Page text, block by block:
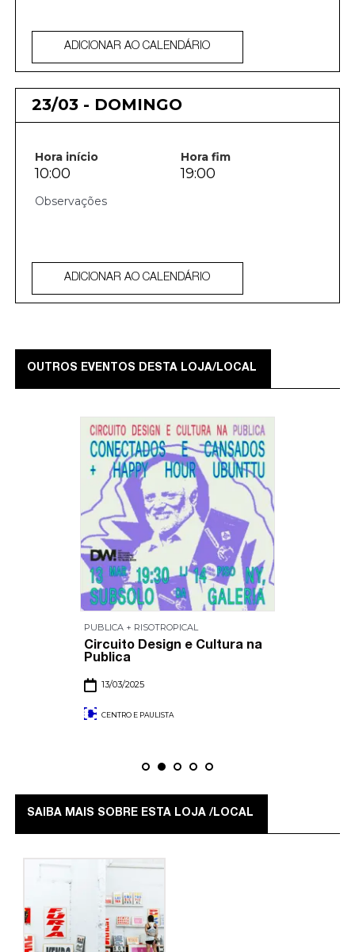
ADICIONAR AO CALENDÁRIO
23/03 - DOMINGO
Hora início Hora fim
10:00 19:00
ADICIONAR AO CALENDÁRIO
OUTROS EVENTOS DESTA LOJA/LOCAL
PUBLICA + RISOTROPICAL
Circuito Design e Cultura na
Publica
13/03/2025
CENTRO E PAULISTA
SAIBA MAIS SOBRE ESTA LOJA /LOCAL